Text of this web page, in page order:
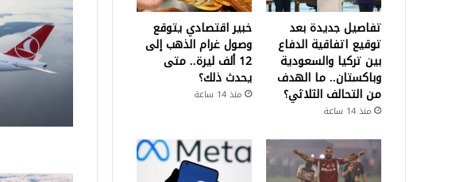
تفاصيل جديدة بعد
توقيع اتفاقية الدفاع
بين تركيا والسعودية
وباكستان.. ما الهدف
من التحالف الثلاثي؟
منذ 14 ساعة
خبير اقتصادي يتوقع
وصول غرام الذهب إلى
12 ألف ليرة.. متى
يحدث ذلك؟
منذ 14 ساعة